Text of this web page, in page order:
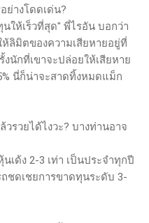
ย่างโดดเด่น?
ให้เร็วที่สุด" พี่ไรอัน บอกว่า
ลิมิตของความเสียหายอยู่ที่
นักที่เขาจะปล่อยให้เสียหาย
นี่ก็น่าจะสาดทิ้งหมดแม็ก
รวยได้ไงวะ? บางท่านอาจ
เด้ง 2-3 เท่า เป็นประจำทุกปี
ชดเชยการขาดทุนระดับ 3-